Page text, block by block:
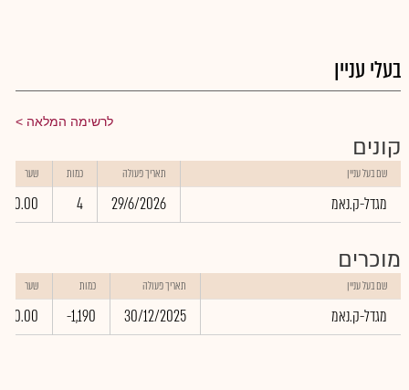
בעלי עניין
לרשימה המלאה
קונים
שם בעל עניין תאריך פעולה כמות שער
מגדל-ק.נאמ 29/6/2026
4
0.00
מוכרים
שם בעל עניין תאריך פעולה כמות שער
מגדל-ק.נאמ 30/12/2025
-1,190
0.00